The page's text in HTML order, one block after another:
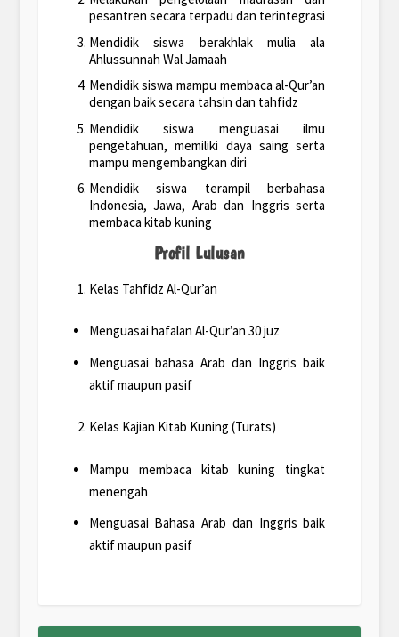
pesantren secara terpadu dan terintegrasi
Mendidik siswa berakhlak mulia ala
Ahlussunnah Wal Jamaah
Mendidik siswa mampu membaca al-Qur’an
dengan baik secara tahsin dan tahfidz
Mendidik siswa menguasai ilmu
pengetahuan, memiliki daya saing serta
mampu mengembangkan diri
Mendidik siswa terampil berbahasa
Indonesia, Jawa, Arab dan Inggris serta
membaca kitab kuning
Profil Lulusan
Kelas Tahfidz Al-Qur’an
Menguasai hafalan Al-Qur’an 30 juz
Menguasai bahasa Arab dan Inggris baik
aktif maupun pasif
Kelas Kajian Kitab Kuning (Turats)
Mampu membaca kitab kuning tingkat
menengah
Menguasai Bahasa Arab dan Inggris baik
aktif maupun pasif